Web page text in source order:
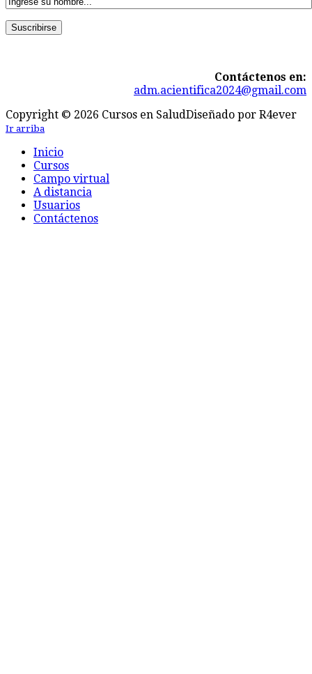
Contáctenos en:
adm.acientifica2024@gmail.com
Copyright © 2026 Cursos en SaludDiseñado por R4ever
Ir arriba
Inicio
Cursos
Campo virtual
A distancia
Usuarios
Contáctenos